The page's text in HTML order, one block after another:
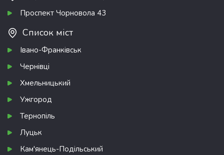
Проспект Чорновола 43
Список міст
Івано-Франківськ
Чернівці
Хмельницький
Ужгород
Тернопіль
Луцьк
Кам'янець-Подільський